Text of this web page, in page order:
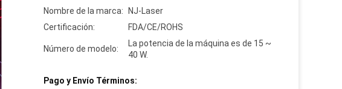
Nombre de la marca:
NJ-Laser
Certificación:
FDA/CE/ROHS
Número de modelo:
La potencia de la máquina es de 15 ~
40 W.
Pago y Envío Términos: